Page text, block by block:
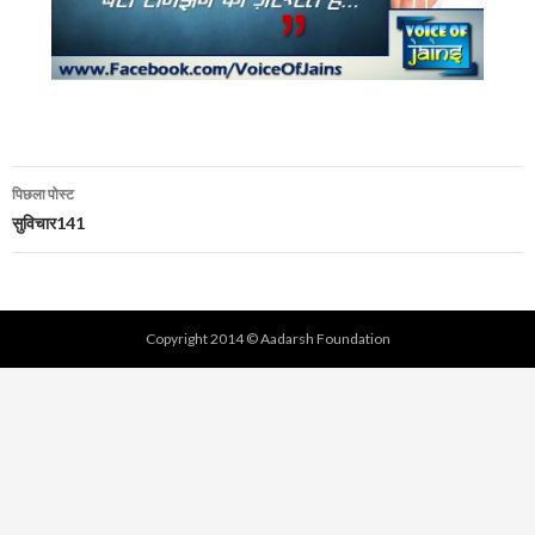
पोस्ट
नेविगेशन
पिछला पोस्ट
सुविचार141
Copyright 2014 © Aadarsh Foundation